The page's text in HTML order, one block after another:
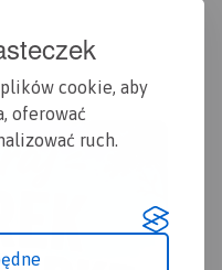
cookie, aby
oferować
ruch.